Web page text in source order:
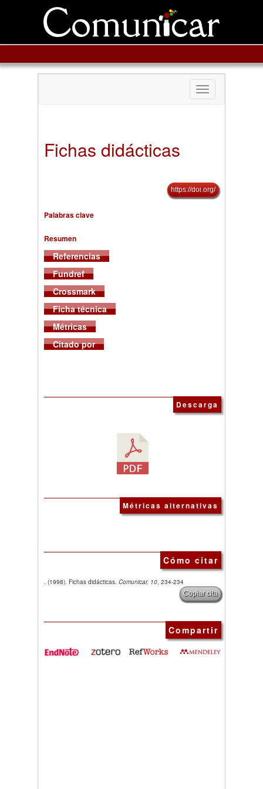
Toggle
navigation
Fichas didácticas
https://doi.org/
Palabras clave
Resumen
Referencias
Fundref
Crossmark
Ficha técnica
Métricas
Citado por
Descarga
Métricas alternativas
Cómo citar
. (1998). Fichas didácticas. Comunicar, 10, 234-234
Copiar cita
Compartir